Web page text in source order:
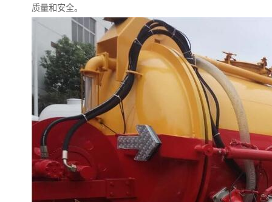
质量和安全。